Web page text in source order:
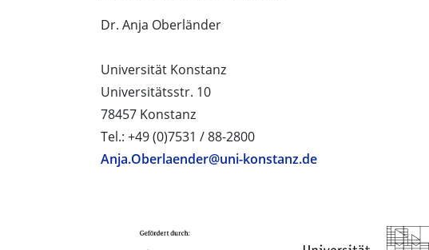
Dr. Anja Oberländer
Universität Konstanz
Universitätsstr. 10
78457 Konstanz
Tel.: +49 (0)7531 / 88-2800
Anja.Oberlaender@uni-konstanz.de